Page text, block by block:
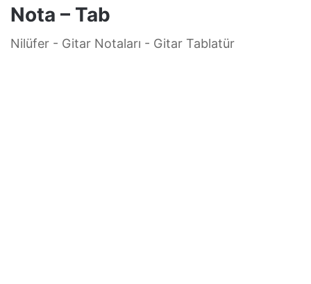
Nota – Tab
Nilüfer - Gitar Notaları - Gitar Tablatür